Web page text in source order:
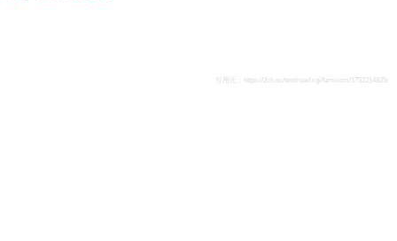
引用元： https://2ch.sc/test/read.cgi/famicom/1752214825/